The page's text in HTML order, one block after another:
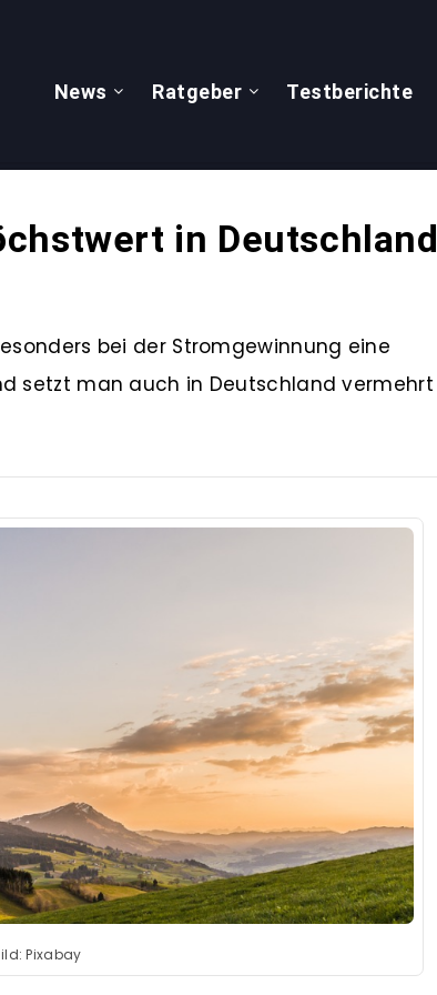
News Ratgeber Testberichte
in Deutschland
bei der Stromgewinnung eine
setzt man auch in Deutschland vermehrt
Pixabay